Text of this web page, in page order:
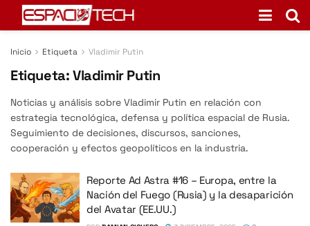
Inicio Etiqueta Vladimir Putin
Etiqueta:Vladimir Putin
Noticias y análisis sobre Vladimir Putin en relación con
estrategia tecnológica, defensa y política espacial de Rusia.
Seguimiento de decisiones, discursos, sanciones,
cooperación y efectos geopolíticos en la industria.
Reporte Ad Astra #16 – Europa, entre la
Nación del Fuego (Rusia) y la desaparición
del Avatar (EE.UU.)